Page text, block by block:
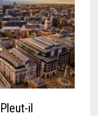
il